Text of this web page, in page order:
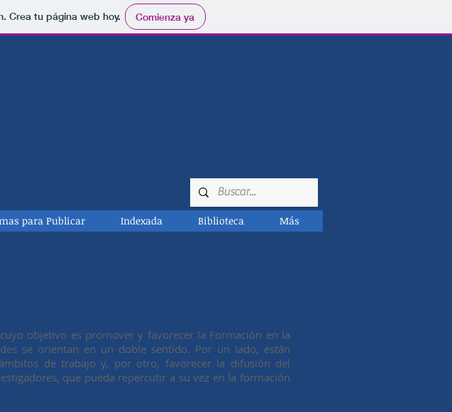
. Crea tu página web hoy. Comienza ya
para Publicar Indexada Biblioteca Más
objetivo es promover y favorecer la Formación en la
se orientan en un doble sentido. Por un lado, están
de trabajo y, por otro, favorecer la difusión del
que pueda repercutir a su vez en la formación